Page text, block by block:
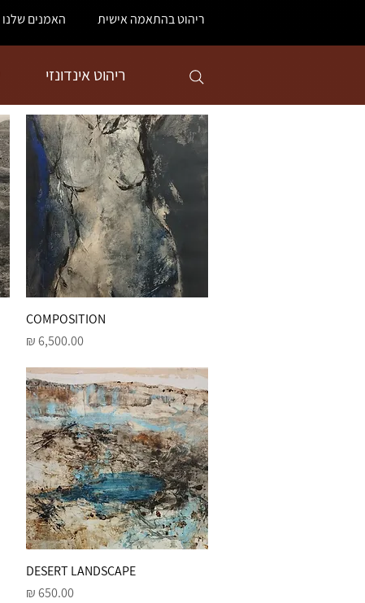
ריהוט בהתאמה אישית האמנים שלנו
ריהוט אינדונזי
תצוגה מהירהCOMPOSITION
מחיר‏6,500.00 ‏₪
תצוגה מהירה
DESERT LANDSCAPE
מחיר‏650.00 ‏₪